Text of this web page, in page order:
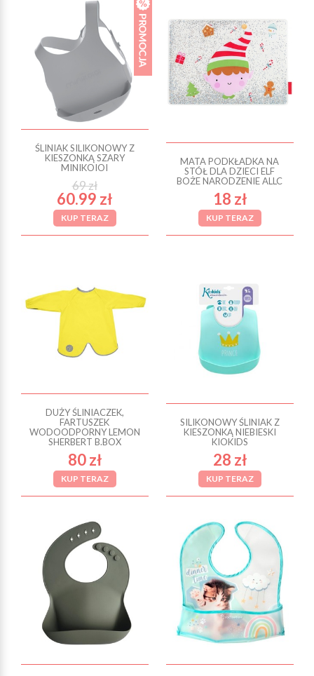
ŚLINIAK SILIKONOWY Z
KIESZONKĄ SZARY
MINIKOIOI
69 zł
60.99 zł
KUP TERAZ
MATA PODKŁADKA NA
STÓŁ DLA DZIECI ELF
BOŻE NARODZENIE ALLC
18 zł
KUP TERAZ
DUŻY ŚLINIACZEK,
FARTUSZEK
WODOODPORNY LEMON
SHERBERT B.BOX
80 zł
KUP TERAZ
SILIKONOWY ŚLINIAK Z
KIESZONKĄ NIEBIESKI
KIOKIDS
28 zł
KUP TERAZ